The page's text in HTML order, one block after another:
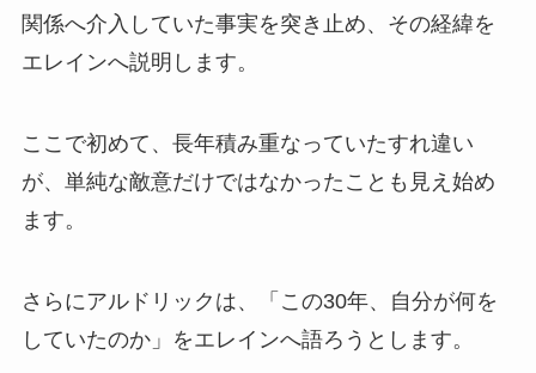
関係へ介入していた事実を突き止め、その経緯を
エレインへ説明します。
ここで初めて、長年積み重なっていたすれ違い
が、単純な敵意だけではなかったことも見え始め
ます。
さらにアルドリックは、「この30年、自分が何を
していたのか」をエレインへ語ろうとします。